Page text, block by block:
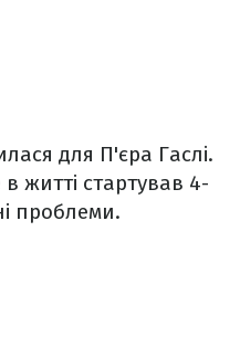
для П'єра Гаслі.
житті стартував 4-
проблеми.